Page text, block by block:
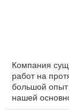
Компания
работ на
большой опыт
нашей